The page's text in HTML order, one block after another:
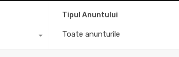
Tipul Anuntului
Toate anunturile